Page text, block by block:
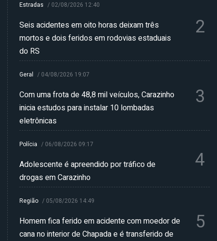
Estradas / 02/08/2026 12:40
Seis acidentes em oito horas deixam três
mortos e dois feridos em rodovias estaduais
do RS
2
Geral / 04/08/2026 19:07
Com uma frota de 48,8 mil veículos, Carazinho
inicia estudos para instalar 10 lombadas
eletrônicas
3
Polícia / 06/08/2026 09:17
Adolescente é apreendido por tráfico de
drogas em Carazinho
4
Região / 05/08/2026 14:49
Homem fica ferido em acidente com moedor de
cana no interior de Chapada e é transferido de
5